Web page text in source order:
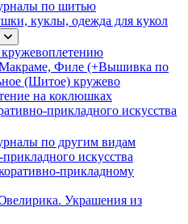
по шитью
куклы, одежда для кукол
Филе (+Вышивка по
(Шитое) кружево
на коклюшках
прикладного искусства
по другим видам
искусства
прикладному
Украшения из